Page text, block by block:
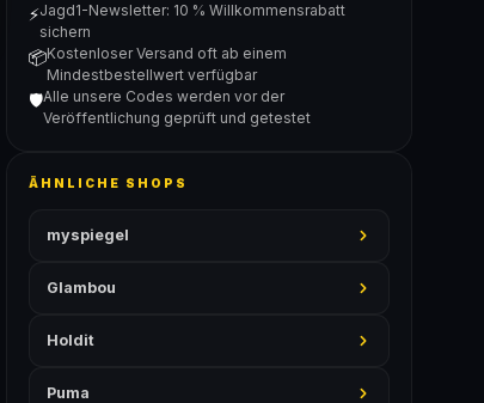
⚡Jagd1-Newsletter: 10 % Willkommensrabatt
sichern
📦Kostenloser Versand oft ab einem
Mindestbestellwert verfügbar
🛡️Alle unsere Codes werden vor der
Veröffentlichung geprüft und getestet
ÄHNLICHE SHOPS
myspiegel
Glambou
Holdit
Puma